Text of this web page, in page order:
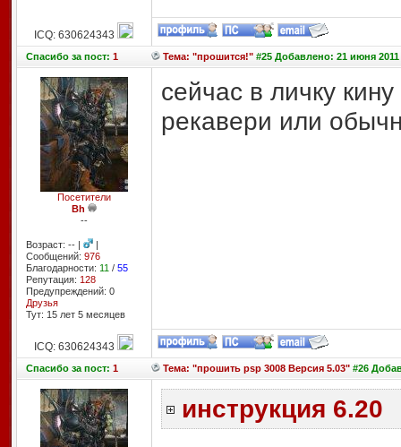
ICQ: 630624343
Спасибоза пост: 1 Тема: "прошится!"#25 Добавлено: 21 июня 2011
Посетители
Bh
--
Возраст: -- |
|
Сообщений: 976
Благодарности: 11 / 55
Репутация: 128
Предупреждений: 0
Друзья
Тут: 15 лет 5 месяцев
сейчас в личку
рекавери или
ICQ: 630624343
Спасибоза пост: 1 Тема: "прошить psp 3008 Версия 5.03"#26
инструкция 6.20